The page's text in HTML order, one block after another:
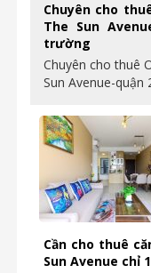
Chuyên cho
The Sun
trường
Chuyên cho thuê
Sun Avenue-
Cần cho thuê
Sun Avenue chỉ